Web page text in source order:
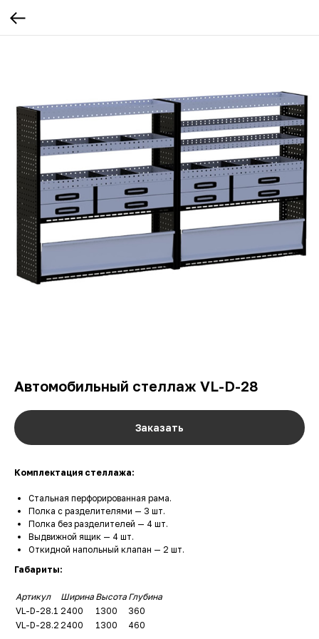
Автомобильный стеллаж VL-D-28
Заказать
Комплектация стеллажа:
Стальная перфорированная рама.
Полка с разделителями — 3 шт.
Полка без разделителей — 4 шт.
Выдвижной ящик — 4 шт.
Откидной напольный клапан — 2 шт.
Габариты:
Артикул Ширина Высота Глубина
VL-D-28.1 2400 1300
360
VL-D-28.2 2400 1300 460